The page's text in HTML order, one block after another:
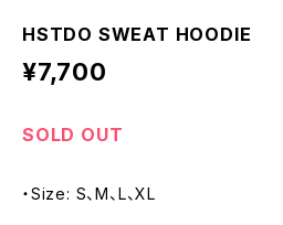
HSTDO SWEAT HOODIE
¥7,700
SOLD OUT
・Size: S、M、L、XL